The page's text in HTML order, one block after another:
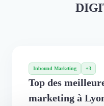
Inbound Marketing +3
Top des
marketing à